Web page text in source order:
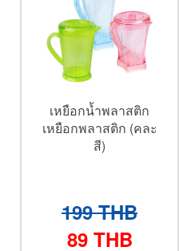
เหยือกน้ำพลาสติก
เหยือกพลาสติก (คละ
สี)
199 THB
89 THB